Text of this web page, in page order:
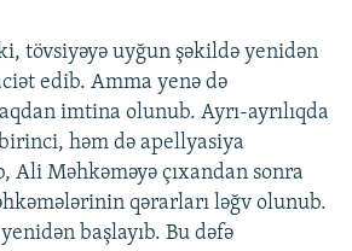
tövsiyəyə uyğun şəkildə yenidən
edib. Amma yenə də
imtina olunub. Ayrı-ayrılıqda
həm də apellyasiya
Ali Məhkəməyə çıxandan sonra
qərarları ləğv olunub.
başlayıb. Bu dəfə